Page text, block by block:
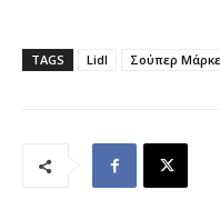
TAGS Lidl Σούπερ